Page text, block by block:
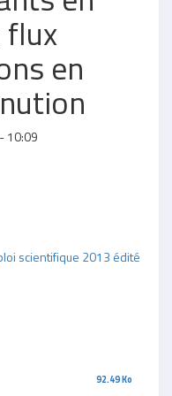
flux
en
10:09
scientifique 2013 édité
92.49 Ko